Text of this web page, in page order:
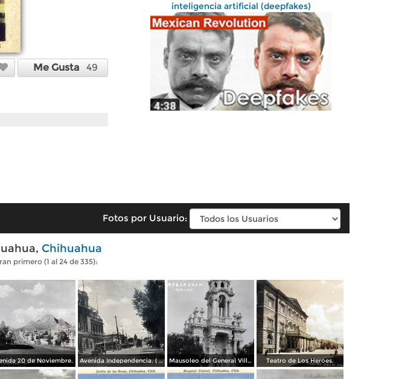
Me Gusta 49
inteligencia artificial (deepfakes)
Fotos por Usuario:
Chihuahua
primero (1 al 24 de 335):
20 de Noviembre. Avenida Independencia. ( Circulada el 12 de Abril de 1929 ). Mausoleo del General Villa en el panteon de La Regla ( Circulada el 11 de Junio de 1921 ). Teatro de Los Heroes.